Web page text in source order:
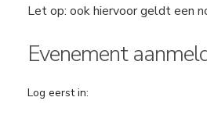
Let op: ook hiervoor geldt een
Evenement
Log eerst in: